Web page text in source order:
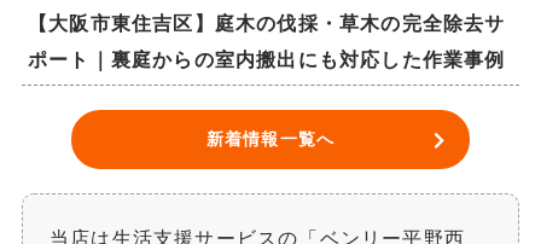
【大阪市東住吉区】庭木の伐採・草木の完全除去サ
ポート｜裏庭からの室内搬出にも対応した作業事例
新着情報一覧へ
当店は生活支援サービスの「ベンリー平野西